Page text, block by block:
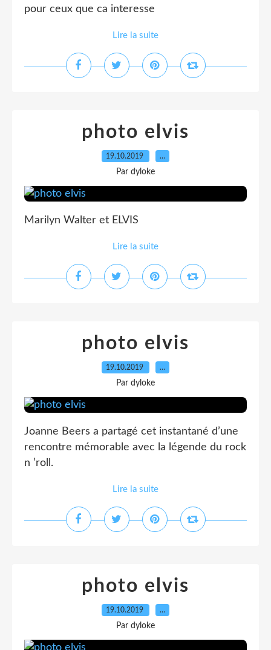
pour ceux que ca interesse
Lire la suite
photo elvis
19.10.2019 …
Par dyloke
Marilyn Walter et ELVIS
Lire la suite
photo elvis
19.10.2019 …
Par dyloke
Joanne Beers a partagé cet instantané d’une
rencontre mémorable avec la légende du rock
n ’roll.
Lire la suite
photo elvis
19.10.2019 …
Par dyloke